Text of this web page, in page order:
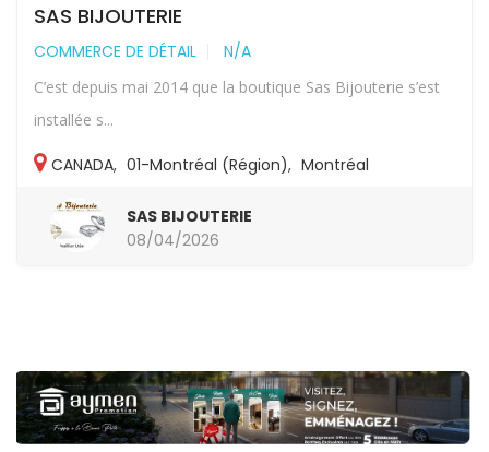
SAS BIJOUTERIE
COMMERCE DE DÉTAIL N/A
C’est depuis mai 2014 que la boutique Sas Bijouterie s’est
installée s...
CANADA, 01-Montréal (Région), Montréal
SAS BIJOUTERIE
08/04/2026